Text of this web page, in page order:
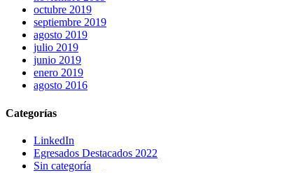
octubre 2019
septiembre 2019
agosto 2019
julio 2019
junio 2019
enero 2019
agosto 2016
Categorías
LinkedIn
Egresados Destacados 2022
Sin categoría